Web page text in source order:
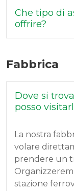
Che tipo di
offrire?
Fabbrica
Dove si
posso
La nostra
volare
prendere un
stazione